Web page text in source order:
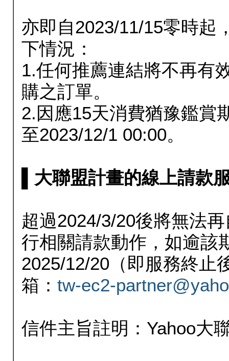
亦即自2023/11/15零時起
下情況：
1.任何推薦連結將不再有
購之訂單。
2.因應15天消費猶豫鑑賞
至2023/12/1 00:00。
▌大聯盟計畫的線上請款
超過2024/3/20後將無法
行相關請款動作，如逾該
2025/12/20（即服務終止
箱： tw-ec2-
信件主旨註明：Yahoo大